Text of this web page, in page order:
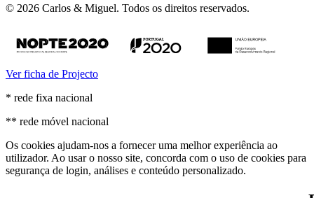
© 2026 Carlos & Miguel. Todos os direitos reservados.
Ver ficha de Projecto
* rede fixa nacional
** rede móvel nacional
Os cookies ajudam-nos a fornecer uma melhor experiência ao
utilizador. Ao usar o nosso site, concorda com o uso de cookies para
segurança de login, análises e conteúdo personalizado.